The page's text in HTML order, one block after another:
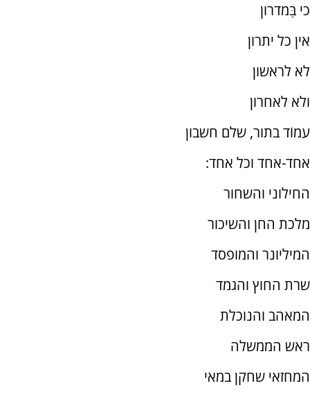
כי בַּמדרון
אין כל יתרון
לא לראשון
ולא לאחרון
עמוֹד בתור, שלם חשבון
אחד-אחד וכל אחד:
החילוני והשחור
מלכת החן והשיכור
המיליונר והמופסד
שרת החוץ והגמד
המאהב והנוכלת
ראש הממשלה
המחזאי שחקן במאי